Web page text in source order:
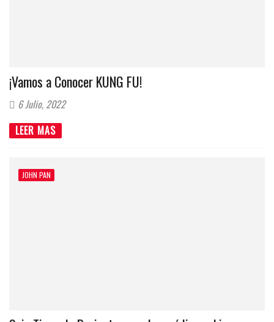
¡Vamos a Conocer KUNG FU!
6 Julio, 2022
LEER MAS
JOHN PAN